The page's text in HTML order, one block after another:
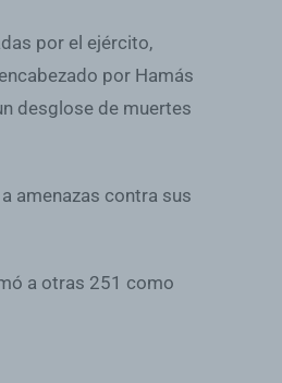
por el ejército,
por Hamás
desglose de muertes
amenazas contra sus
a otras 251 como